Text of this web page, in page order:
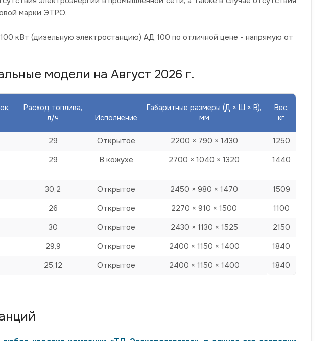
марки ЭТРО.
кВт (дизельную электростанцию) АД 100 по отличной цене - напрямую от
модели на Август 2026 г.
Расход топлива,
л/ч
Исполнение
Габаритные размеры (Д × Ш × В),
мм
Вес,
кг
29 Открытое 2200 × 790 × 1430
1250
29 В кожухе 2700 × 1040 × 1320 1440
30,2 Открытое 2450 × 980 × 1470
1509
26 Открытое 2270 × 910 × 1500
1100
30 Открытое 2430 × 1130 × 1525
2150
29,9 Открытое 2400 × 1150 × 1400
1840
25,12 Открытое 2400 × 1150 × 1400 1840